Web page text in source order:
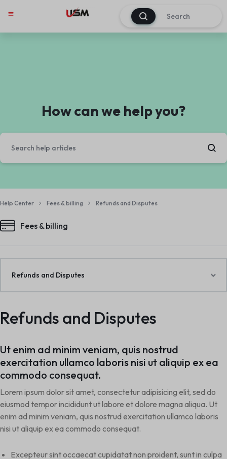
0
How can we help you?
Help Center Fees & billing Refunds and Disputes
Fees & billing
Refunds and Disputes
Ut enim ad minim veniam, quis nostrud
exercitation ullamco laboris nisi ut aliquip ex ea
commodo consequat.
Lorem ipsum dolor sit amet, consectetur adipisicing elit, sed do
eiusmod tempor incididunt ut labore et dolore magna aliqua. Ut
enim ad minim veniam, quis nostrud exercitation ullamco laboris
nisi ut aliquip ex ea commodo consequat.
Excepteur sint occaecat cupidatat non proident, sunt in culpa
Refunds and Disputes